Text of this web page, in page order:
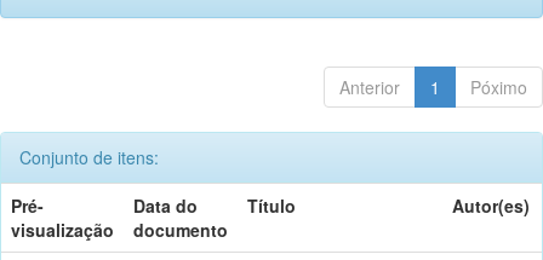
Anterior 1 Póximo
Conjunto de itens:
Pré-
visualização
Data do
documento
Título Autor(es)